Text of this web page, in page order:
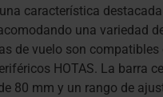
característica
una variedad
de vuelo son
HOTAS. La barra
80 mm y un rango de